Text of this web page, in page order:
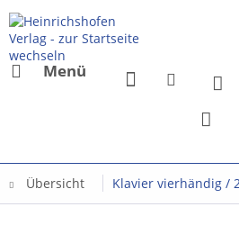
Menü
Übersicht Klavier vierhändig /